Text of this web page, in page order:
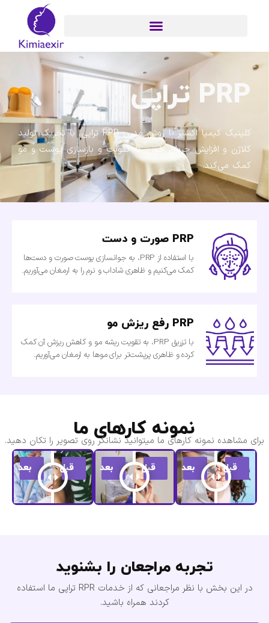
PRP تراپی
کلینیک کیمیا اکسیر با روش مدرن RPR تراپی، با تحریک تولید
کلاژن و افزایش جریان خون، به تقویت و بازسازی پوست و مو
کمک می‌کند.
PRP صورت و دست
با استفاده از PRP، به جوانسازی پوست صورت و دست‌ها
کمک می‌کنیم و ظاهری شاداب و نرم را به ارمغان می‌آوریم.
PRP رفع ریزش مو
با تزریق PRP، به تقویت ریشه‌ مو و کاهش ریزش آن کمک
کرده و ظاهری پرپشت‌تر برای موها به ارمغان می‌آوریم.
نمونه کارهای ما
برای مشاهده نمونه کارهای ما میتوانید نشانگر روی تصویر را تکان دهید.
تجربه مراجعان را بشنوید
در این بخش با نظر مراجعانی که از خدمات RPR تراپی ما استفاده
کردند همراه باشید.